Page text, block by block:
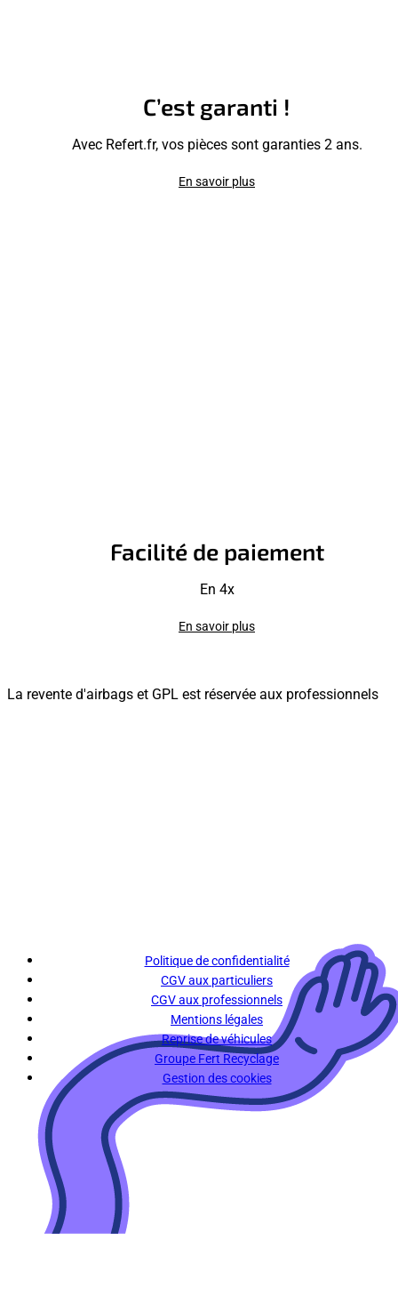
C’est garanti !
Avec Refert.fr, vos pièces sont garanties 2 ans.
En savoir plus
Facilité de paiement
En 4x
En savoir plus
La revente d'airbags et GPL est réservée aux professionnels
Politique de confidentialité
CGV aux particuliers
CGV aux professionnels
Mentions légales
Reprise de véhicules
Groupe Fert Recyclage
Gestion des cookies